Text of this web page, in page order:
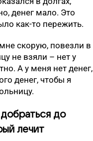
денег мало. Это
как-то пережить.
скорую, повезли в
не взяли – нет у
А у меня нет денег,
денег, чтобы я
до
лечит